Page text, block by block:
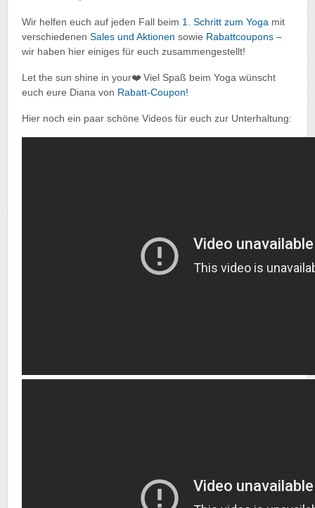
Wir helfen euch auf jeden Fall beim 1. Schritt zum Yoga mit
verschiedenen Sales und Aktionen sowie Rabattcoupons –
wir haben hier einiges für euch zusammengestellt!
Let the sun shine in your❤️ Viel Spaß beim Yoga wünscht
euch eure Diana von Rabatt-Coupon!
Hier noch ein paar schöne Videos für euch zur Unterhaltung: